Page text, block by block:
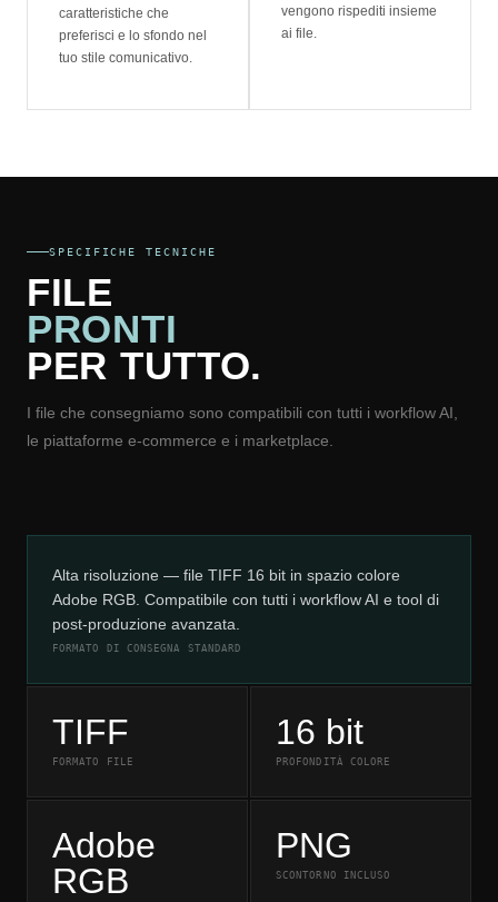
caratteristiche che
preferisci e lo sfondo nel
tuo stile comunicativo.
vengono rispediti insieme
ai file.
SPECIFICHE TECNICHE
FILE
PRONTI
PER TUTTO.
I file che consegniamo sono compatibili con tutti i workflow AI,
le piattaforme e-commerce e i marketplace.
Alta risoluzione — file TIFF 16 bit in spazio colore
Adobe RGB. Compatibile con tutti i workflow AI e tool di
post-produzione avanzata.
FORMATO DI CONSEGNA STANDARD
TIFF
FORMATO FILE
16 bit
PROFONDITÀ COLORE
Adobe
RGB
PNG
SCONTORNO INCLUSO